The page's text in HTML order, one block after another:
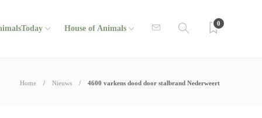
House of Animals
0
Home Nieuws 4600 varkens dood door stalbrand Nederweert